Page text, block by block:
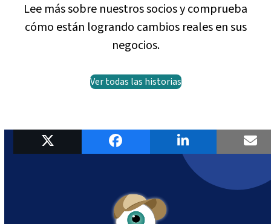
Lee más sobre nuestros socios y comprueba
cómo están logrando cambios reales en sus
negocios.
Ver todas las historias